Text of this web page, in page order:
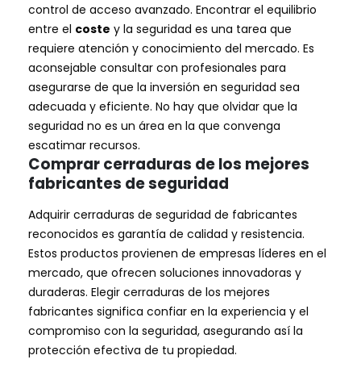
control de acceso avanzado. Encontrar el equilibrio
entre el coste y la seguridad es una tarea que
requiere atención y conocimiento del mercado. Es
aconsejable consultar con profesionales para
asegurarse de que la inversión en seguridad sea
adecuada y eficiente. No hay que olvidar que la
seguridad no es un área en la que convenga
escatimar recursos.
Comprar cerraduras de los mejores
fabricantes de seguridad
Adquirir cerraduras de seguridad de fabricantes
reconocidos es garantía de calidad y resistencia.
Estos productos provienen de empresas líderes en el
mercado, que ofrecen soluciones innovadoras y
duraderas. Elegir cerraduras de los mejores
fabricantes significa confiar en la experiencia y el
compromiso con la seguridad, asegurando así la
protección efectiva de tu propiedad.